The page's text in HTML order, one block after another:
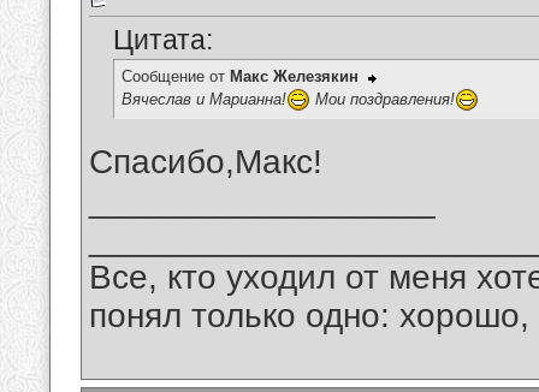
Цитата:
Сообщение от Макс Железякин
Вячеслав и Марианна!
Мои поздравления!
Спасибо,Макс!
Все, кто уходил от меня
понял только одно: